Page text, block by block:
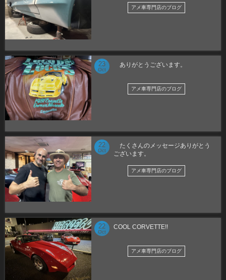
アメ車専門店のブログ
23
Oct
ありがとうございます。
アメ車専門店のブログ
22
Oct
たくさんのメッセージありがとう
ございます。
アメ車専門店のブログ
22
Oct
COOL CORVETTE!!
アメ車専門店のブログ